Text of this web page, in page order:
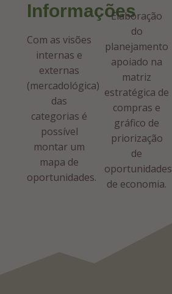
Informações
Com as visões
internas e
externas
(mercadológica)
das
categorias é
possível
montar um
mapa de
oportunidades.
Elaboração
do
planejamento
apoiado na
matriz
estratégica de
compras e
gráfico de
priorização
de
oportunidades
de economia.